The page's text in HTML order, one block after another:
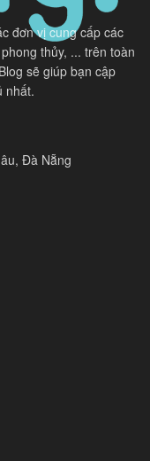
đơn vị cung cấp các
thủy, ... trên toàn
sẽ giúp bạn cập
nhất.
Đà Nẵng